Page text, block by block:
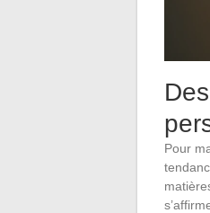
Pour